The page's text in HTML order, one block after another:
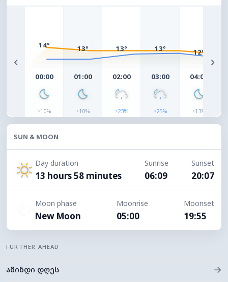
‹
14°
00:00
◔10%
13°
01:00
◔10%
13°
02:00
◔23%
13°
03:00
◔25%
12°
04:00
◔13%
›
SUN & MOON
Day duration
13 hours 58 minutes
Sunrise
06:09
Sunset
20:07
Moon phase
New Moon
Moonrise
05:00
Moonset
19:55
FURTHER AHEAD
ამინდი დღეს →